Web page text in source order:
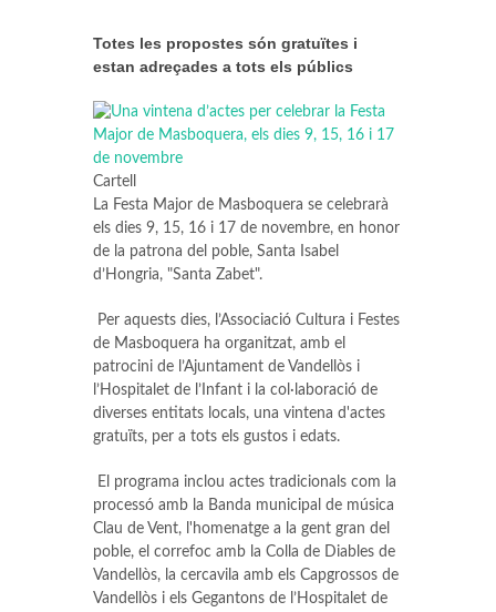
Totes les propostes són gratuïtes i
estan adreçades a tots els públics
Cartell
La Festa Major de Masboquera se celebrarà
els dies 9, 15, 16 i 17 de novembre, en honor
de la patrona del poble, Santa Isabel
d’Hongria, "Santa Zabet".
Per aquests dies, l’Associació Cultura i Festes
de Masboquera ha organitzat, amb el
patrocini de l’Ajuntament de Vandellòs i
l’Hospitalet de l’Infant i la col·laboració de
diverses entitats locals, una vintena d'actes
gratuïts, per a tots els gustos i edats.
El programa inclou actes tradicionals com la
processó amb la Banda municipal de música
Clau de Vent, l'homenatge a la gent gran del
poble, el correfoc amb la Colla de Diables de
Vandellòs, la cercavila amb els Capgrossos de
Vandellòs i els Gegantons de l’Hospitalet de